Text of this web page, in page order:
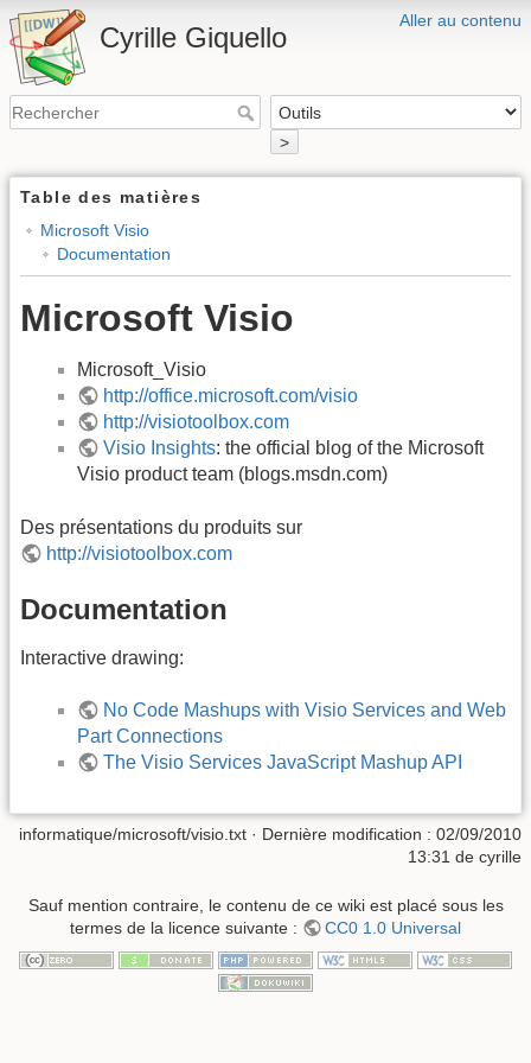
Aller au contenu
Cyrille Giquello
>
Table des matières
Microsoft Visio
Documentation
Microsoft Visio
Microsoft_Visio
http://office.microsoft.com/visio
http://visiotoolbox.com
Visio Insights: the official blog of the Microsoft
Visio product team (blogs.msdn.com)
Des présentations du produits sur
http://visiotoolbox.com
Documentation
Interactive drawing:
No Code Mashups with Visio Services and Web
Part Connections
The Visio Services JavaScript Mashup API
informatique/microsoft/visio.txt · Dernière modification : 02/09/2010
13:31 de cyrille
Sauf mention contraire, le contenu de ce wiki est placé sous les
termes de la licence suivante :
CC0 1.0 Universal